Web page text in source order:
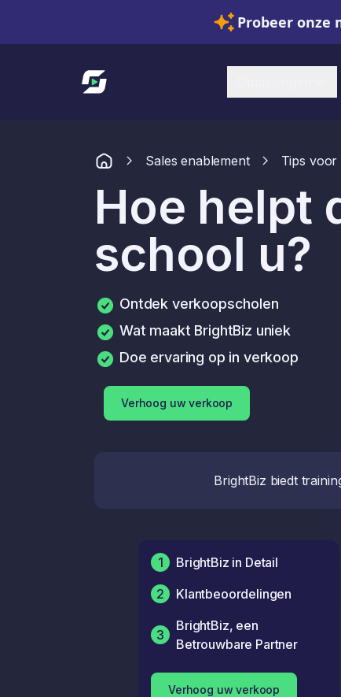
Probeer onze
Link naar startpagina
Sales enablement Tips
Hoe helpt
school u?
Ontdek verkoopscholen
Wat maakt BrightBiz uniek
Doe ervaring op in verkoop
Verhoog uw verkoop
BrightBiz biedt
1
BrightBiz in Detail
2
Klantbeoordelingen
3
BrightBiz, een
Betrouwbare Partner
Verhoog uw verkoop